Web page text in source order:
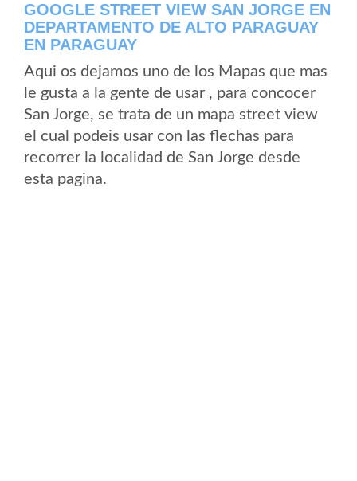
GOOGLE STREET VIEW SAN JORGE EN
DEPARTAMENTO DE ALTO PARAGUAY
EN PARAGUAY
Aqui os dejamos uno de los Mapas que mas
le gusta a la gente de usar , para concocer
San Jorge, se trata de un mapa street view
el cual podeis usar con las flechas para
recorrer la localidad de San Jorge desde
esta pagina.